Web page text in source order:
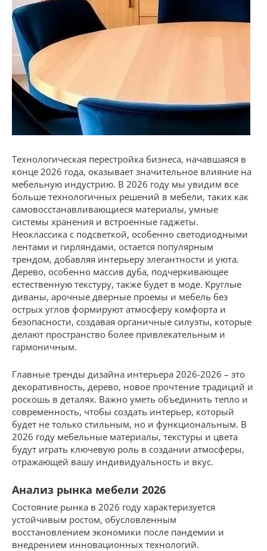
Технологическая перестройка бизнеса, начавшаяся в
конце 2026 года, оказывает значительное влияние на
мебельную индустрию. В 2026 году мы увидим все
больше технологичных решений в мебели, таких как
самовосстанавливающиеся материалы, умные
системы хранения и встроенные гаджеты.
Неоклассика с подсветкой, особенно светодиодными
лентами и гирляндами, остается популярным
трендом, добавляя интерьеру элегантности и уюта.
Дерево, особенно массив дуба, подчеркивающее
естественную текстуру, также будет в моде. Круглые
диваны, арочные дверные проемы и мебель без
острых углов формируют атмосферу комфорта и
безопасности, создавая органичные силуэты, которые
делают пространство более привлекательным и
гармоничным.
Главные тренды дизайна интерьера 2026-2026 – это
декоративность, дерево, новое прочтение традиций и
роскошь в деталях. Важно уметь объединить тепло и
современность, чтобы создать интерьер, который
будет не только стильным, но и функциональным. В
2026 году мебельные материалы, текстуры и цвета
будут играть ключевую роль в создании атмосферы,
отражающей вашу индивидуальность и вкус.
Анализ рынка мебели 2026
Состояние рынка в 2026 году характеризуется
устойчивым ростом, обусловленным
восстановлением экономики после пандемии и
внедрением инновационных технологий.